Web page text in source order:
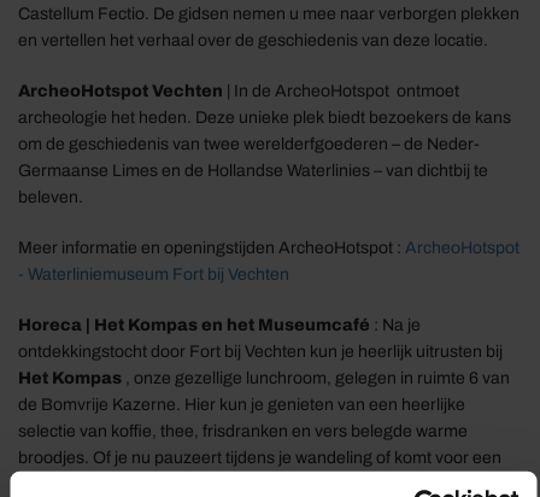
Castellum Fectio. De gidsen nemen u mee naar verborgen plekken
en vertellen het verhaal over de geschiedenis van deze locatie.
ArcheoHotspot Vechten
| In de ArcheoHotspot ontmoet
archeologie het heden. Deze unieke plek biedt bezoekers de kans
om de geschiedenis van twee werelderfgoederen – de Neder-
Germaanse Limes en de Hollandse Waterlinies – van dichtbij te
beleven.
Meer informatie en openingstijden ArcheoHotspot : ArcheoHotspot
- Waterliniemuseum Fort bij Vechten
Horeca | Het Kompas en het Museumcafé : Na je
ontdekkingstocht door Fort bij Vechten kun je heerlijk uitrusten bij
Het Kompas , onze gezellige lunchroom, gelegen in ruimte 6 van
de Bomvrije Kazerne. Hier kun je genieten van een heerlijke
selectie van koffie, thee, frisdranken en vers belegde warme
broodjes. Of je nu pauzeert tijdens je wandeling of komt voor een